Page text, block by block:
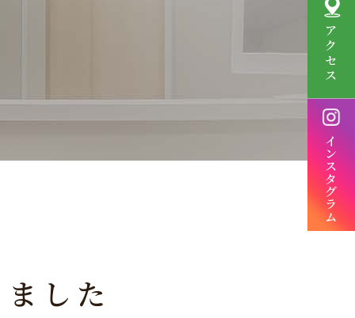
した
ア
ク
セ
ス
イ
ン
ス
タ
グ
ラ
ム